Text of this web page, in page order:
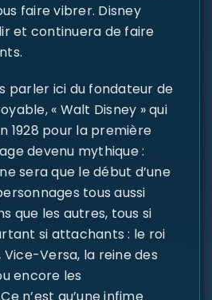
faire vibrer. Disney
et continuera de faire
parler ici du fondateur de
« Walt Disney » qui
1928 pour la première
devenu mythique :
sera que le début d’une
tous aussi
que les autres, tous si
si attachants : le roi
Vice-Versa, la reine des
encore les